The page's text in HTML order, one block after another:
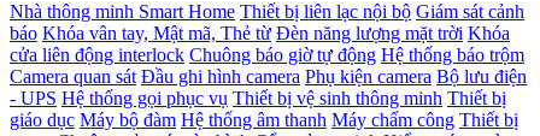
Nhà thông minh Smart Home Thiết bị liên lạc nội bộ Giám sát cảnh
báo Khóa vân tay, Mật mã, Thẻ từ Đèn năng lượng mặt trời Khóa
cửa liên động interlock Chuông báo giờ tự động Hệ thống báo trộm
Camera quan sát Đầu ghi hình camera Phụ kiện camera Bộ lưu điện
- UPS Hệ thống gọi phục vụ Thiết bị vệ sinh thông minh Thiết bị
giáo dục Máy bộ đàm Hệ thống âm thanh Máy chấm công Thiết bị